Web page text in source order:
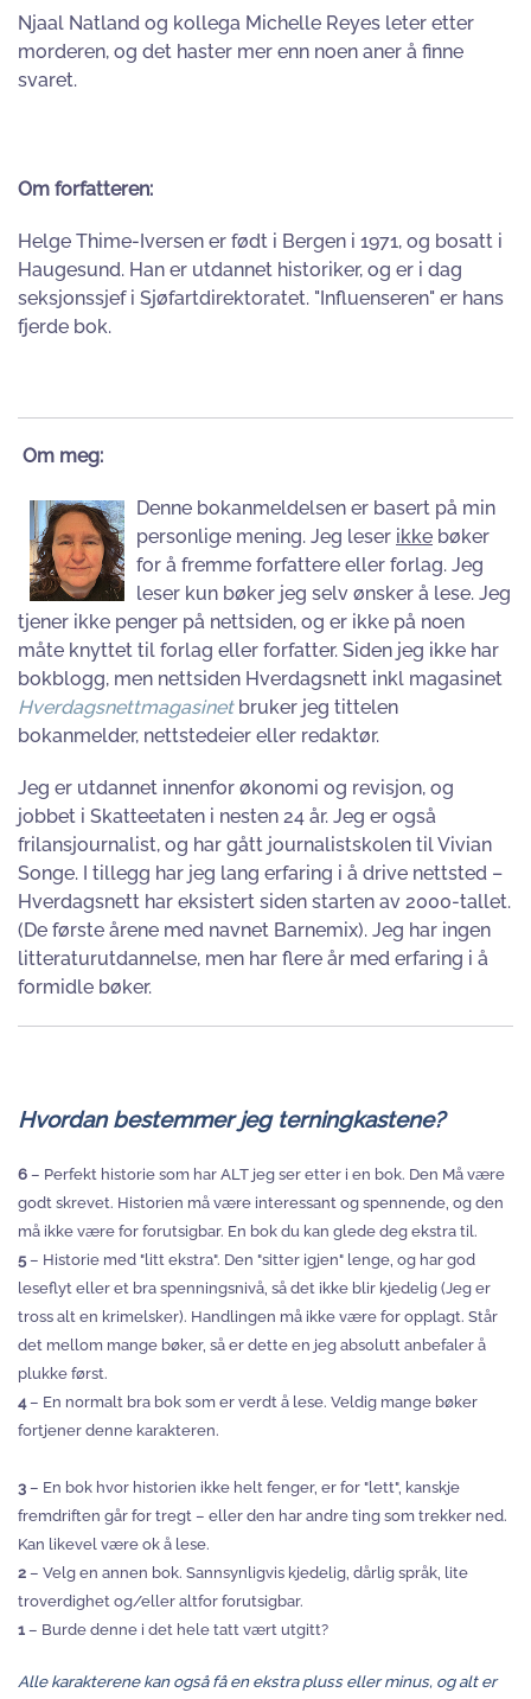
Njaal Natland og kollega Michelle Reyes leter etter
morderen, og det haster mer enn noen aner å finne
svaret.
Om forfatteren:
Helge Thime-Iversen er født i Bergen i 1971, og bosatt i
Haugesund. Han er utdannet historiker, og er i dag
seksjonssjef i Sjøfartdirektoratet. "Influenseren" er hans
fjerde bok.
Om meg:
Denne bokanmeldelsen er basert på min
personlige mening. Jeg leser ikke bøker
for å fremme forfattere eller forlag. Jeg
leser kun bøker jeg selv ønsker å lese. Jeg
tjener ikke penger på nettsiden, og er ikke på noen
måte knyttet til forlag eller forfatter. Siden jeg ikke har
bokblogg, men nettsiden Hverdagsnett inkl magasinet
Hverdagsnettmagasinetbruker jeg tittelen
bokanmelder, nettstedeier eller redaktør.
Jeg er utdannet innenfor økonomi og revisjon, og
jobbet i Skatteetaten i nesten 24 år. Jeg er også
frilansjournalist, og har gått journalistskolen til Vivian
Songe. I tillegg har jeg lang erfaring i å drive nettsted –
Hverdagsnett har eksistert siden starten av 2000-tallet.
(De første årene med navnet Barnemix). Jeg har ingen
litteraturutdannelse, men har flere år med erfaring i å
formidle bøker.
Hvordan bestemmer jeg terningkastene?
6– Perfekt historie som har ALT jeg ser etter i en bok. Den Må være
godt skrevet. Historien må være interessant og spennende, og den
må ikke være for forutsigbar. En bok du kan glede deg ekstra til.
5– Historie med "litt ekstra". Den "sitter igjen" lenge, og har god
leseflyt eller et bra spenningsnivå, så det ikke blir kjedelig (Jeg er
tross alt en krimelsker). Handlingen må ikke være for opplagt. Står
det mellom mange bøker, så er dette en jeg absolutt anbefaler å
plukke først.
4– En normalt bra bok som er verdt å lese. Veldig mange bøker
fortjener denne karakteren.
3– En bok hvor historien ikke helt fenger, er for "lett", kanskje
fremdriften går for tregt – eller den har andre ting som trekker ned.
Kan likevel være ok å lese.
2– Velg en annen bok. Sannsynligvis kjedelig, dårlig språk, lite
troverdighet og/eller altfor forutsigbar.
1– Burde denne i det hele tatt vært utgitt?
Alle karakterene kan også få en ekstra pluss eller minus, og alt er